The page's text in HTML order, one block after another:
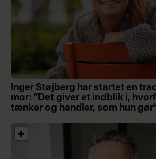
Inger Støjberg har startet en
mor: ”Det giver et indblik i,
tænker og handler, som hun